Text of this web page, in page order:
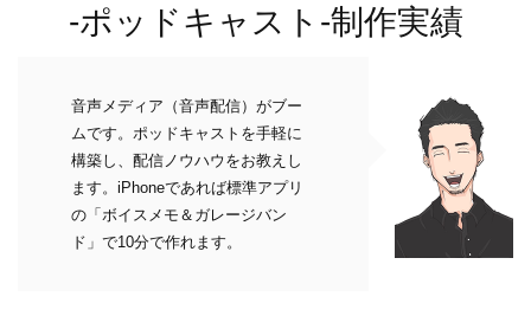
-ポッドキャスト-制作実績
音声メディア（音声配信）がブー
ムです。ポッドキャストを手軽に
構築し、配信ノウハウをお教えし
ます。iPhoneであれば標準アプリ
の「ボイスメモ＆ガレージバン
ド」で10分で作れます。